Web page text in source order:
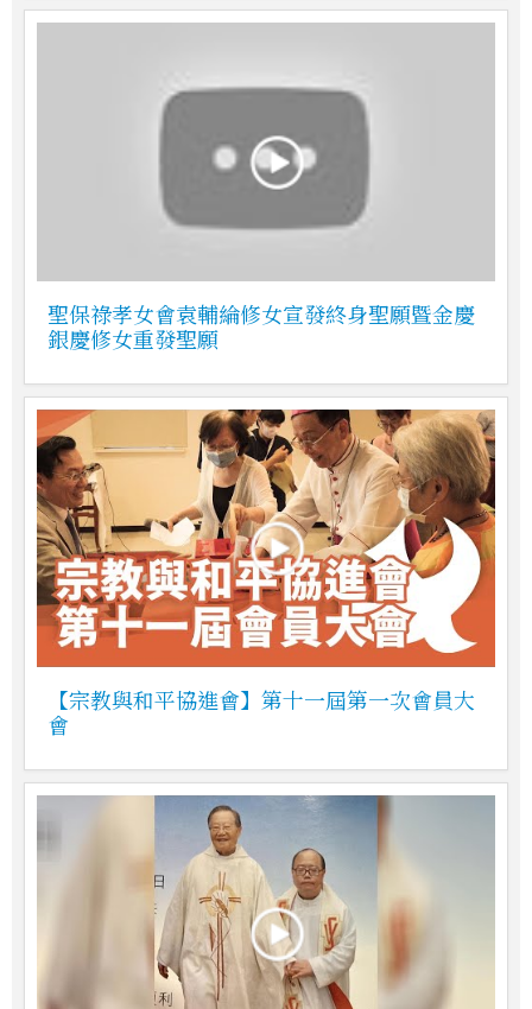
聖保祿孝女會袁輔綸修女宣發終身聖願暨金慶
銀慶修女重發聖願
【宗教與和平協進會】第十一屆第一次會員大
會